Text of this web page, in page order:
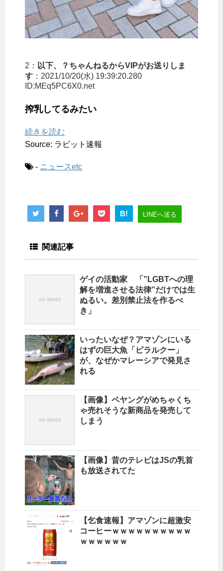
2： 以下、？ちゃんねるからVIPがお送りしま
す ：2021/10/20(水) 19:39:20.280
ID:MEq5PC6X0.net
搾乳してるみたい
続きを読む
Source: ラビット速報
- ニュースetc
B! LINEへ送る
関連記事
ゲイの活動家 「”LGBTへの理
解を増進させる法律”だけでは生
ぬるい。差別禁止法を作るべ
き」
いったいなぜ？アマゾンにいる
はずの巨大魚「ピラルクー」
が、なぜかマレーシアで発見さ
れる
【画像】ペヤングがめちゃくち
ゃ売れそうな新商品を発売して
しまう
【画像】昔のテレビはJSの乳首
も放送されてた
【乞食速報】アマゾンに超激安
コーヒーｗｗｗｗｗｗｗｗｗｗ
ｗｗｗｗｗｗ